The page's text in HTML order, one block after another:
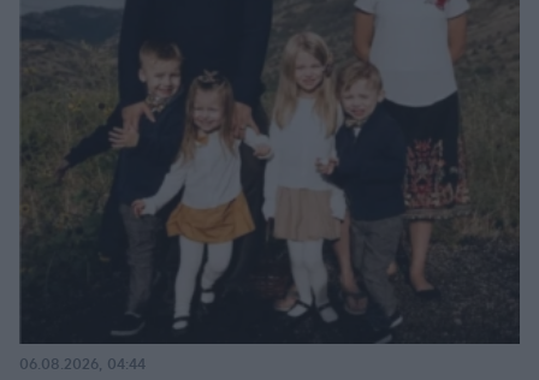
06.08.2026, 04:44